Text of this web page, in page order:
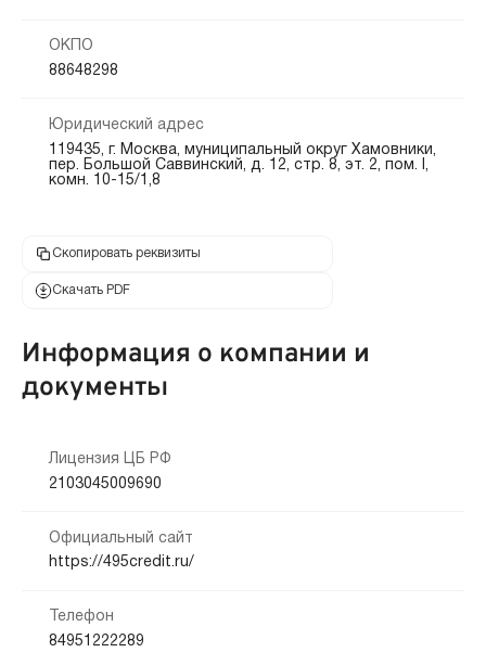
ОКПО
88648298
Юридический адрес
119435, г. Москва, муниципальный округ Хамовники,
пер. Большой Саввинский, д. 12, стр. 8, эт. 2, пом. I,
комн. 10-15/1,8
Скопировать реквизиты
Скачать PDF
Информация о компании и
документы
Лицензия ЦБ РФ
2103045009690
Официальный сайт
https://495credit.ru/
Телефон
84951222289